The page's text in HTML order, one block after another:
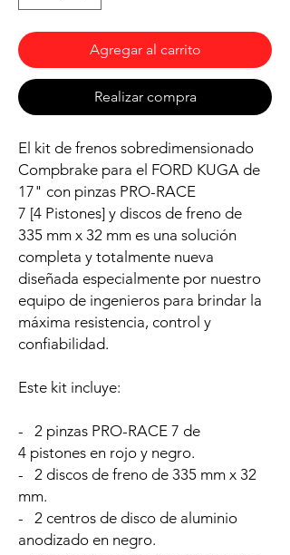
Agregar al carrito
Realizar compra
El kit de frenos sobredimensionado
Compbrake para el FORD KUGA de
17" con pinzas PRO-RACE
7 [4 Pistones] y discos de freno de
335 mm x 32 mm es una solución
completa y totalmente nueva
diseñada especialmente por nuestro
equipo de ingenieros para brindar la
máxima resistencia, control y
confiabilidad.
Este kit incluye:
- 2 pinzas PRO-RACE 7 de
4 pistones en rojo y negro.
- 2 discos de freno de 335 mm x 32
mm.
- 2 centros de disco de aluminio
anodizado en negro.